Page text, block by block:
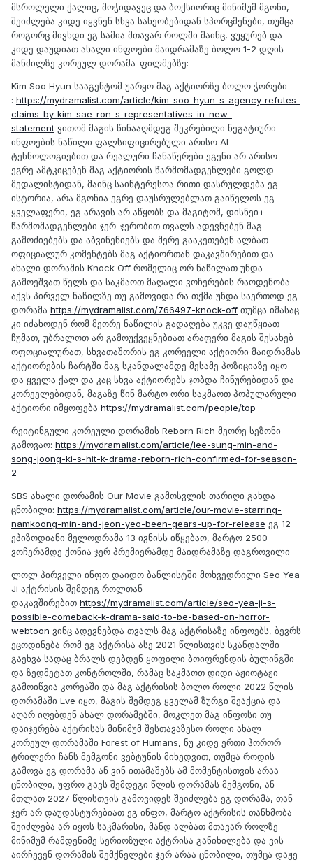
მსროლელი ქალიც, მოჭიდავეც და ბოქსიორიც მინიმუმ მგონი,
შეიძლება კიდე იყვნენ სხვა სახეობებიდან სპორცმენები, თუმცა
როგორც მივხდი ეგ სამია მთავარ როლში მაინც, ვუყურებ და
კიდე დაუდიათ ახალი ინფოები მაიდრამაზე ბოლო 1-2 დღის
მანძილზე კორეულ დორამა-ფილმებზე:
Kim Soo Hyun სააგენტომ უარყო მაგ აქტიორზე ბოლო ჭორები
: https://mydramalist.com/article/kim-soo-hyun-s-agency-refutes-
claims-by-kim-sae-ron-s-representatives-in-new-
statement ვითომ მაგის წინააღმდეგ შეკრებილი ნეგატიური
ინფოების ნაწილი ფალსიფიცირებული არისო AI
ტეხნოლოგიებით და რეალური ჩანაწერები ეგენი არ არისო
ეგრე ამტკიცებენ მაგ აქტიორის წარმომადგენლები გოლდ
მედალისტიდან, მაინც საინტერესოა რითი დასრულდება ეგ
ისტორია, არა მგონია ეგრე დაუსრულებლათ გაიწელოს ეგ
ყველაფერი, ეგ არავის არ აწყობს და მაგიტომ, დისნეი+
წარმომადგენლები ჯერ-ჯერობით თვალს ადევნებენ მაგ
გამოძიებებს და აბვინენიებს და მერე გააკეთებენ ალბათ
ოფიციალურ კომენტებს მაგ აქტიორთან დაკავშირებით და
ახალი დორამის Knock Off რომელიც ორ ნაწილათ უნდა
გამოეშვათ წელს და საკმაოთ მაღალი ვოჩერების რაოდენობა
აქვს პირველ ნაწილზე თუ გამოვიდა რა თქმა უნდა საერთოდ ეგ
დორამა https://mydramalist.com/766497-knock-off თუმცა იმასაც
კი იძახოდენ რომ მეორე ნაწილის გადაღება უკვე დაუწყიათ
ჩუმათ, უბრალოთ არ გამოუქვეყნებიათ არაფერი მაგის შესახებ
ოფოციალურათ, სხვათაშორის ეგ კორეელი აქტიორი მაიდრამას
აქტიორების ჩარტში მაგ სკანდალამდე მესამე პოზიციაზე იყო
და ყველა ქალ და კაც სხვა აქტიორებს ჯობდა ჩინურებიდან და
კორეელებიდან, მაგაზე წინ მარტო ორი საკმაოთ პოპულარული
აქტიორი იმყოფება https://mydramalist.com/people/top
რეიტინგული კორეული დორამის Reborn Rich მეორე სეზონი
გამოვაო: https://mydramalist.com/article/lee-sung-min-and-
song-joong-ki-s-hit-k-drama-reborn-rich-confirmed-for-season-
2
SBS ახალი დორამის Our Movie გამოსვლის თარიღი გახდა
ცნობილი: https://mydramalist.com/article/our-movie-starring-
namkoong-min-and-jeon-yeo-been-gears-up-for-release ეგ 12
ეპიზოდიანი მელოდრამა 13 ივნისს იწყებაო, მარტო 2500
ვოჩერამდე ქონია ჯერ პრემიერამდე მაიდრამაზე დაგროვილი
ლოლ პირველი ინფო დაიდო ბანლისტში მოხვედრილი Seo Yea
Ji აქტრისის შემდეგ როლთან
დაკავშირებით https://mydramalist.com/article/seo-yea-ji-s-
possible-comeback-k-drama-said-to-be-based-on-horror-
webtoon ვინც ადევნებდა თვალს მაგ აქტრისაზე ინფოებს, ბევრს
ეცოდინება რომ ეგ აქტრისა ასე 2021 წლისთვის სკანდალში
გაეხვა სადაც ბრალს დებდენ ყოფილი ბოიფრენდის ბულინგში
და ზედმეტათ კონტროლში, რამაც საკმაოთ დიდი აჟიოტაჟი
გამოიწვია კორეაში და მაგ აქტრისის ბოლო როლი 2022 წლის
დორამაში Eve იყო, მაგის შემდეგ ყველამ ზურგი შეაქცია და
აღარ იღებდენ ახალ დორამებში, მოკლეთ მაგ ინფოსი თუ
დაიჯერება აქტრისას მინიმუმ შესთავაზესო როლი ახალ
კორეულ დორამაში Forest of Humans, ნუ კიდე ერთი ჰორორ
ტრილერი ჩანს მემგონი ვებტუნის მიხედვით, თუმცა როდის
გამოვა ეგ დორამა ან ვინ ითამაშებს ამ მომენტისთვის არაა
ცნობილი, უფრო გავს შემდეგი წლის დორამას მემგონი, ან
მთლათ 2027 წლისთვის გამოვიდეს შეიძლება ეგ დორამა, თან
ჯერ არ დაუდასტურებიათ ეგ ინფო, მარტო აქტრისის თანხმობა
შეიძლება არ იყოს საკმარისი, მანდ ალბათ მთავარ როლზე
მინიმუმ რამდენიმე სერიოზული აქტრისა განიხილება და ვის
აირჩევენ დორამის შემქნელები ჯერ არაა ცნობილი, თუმცა დაჟე